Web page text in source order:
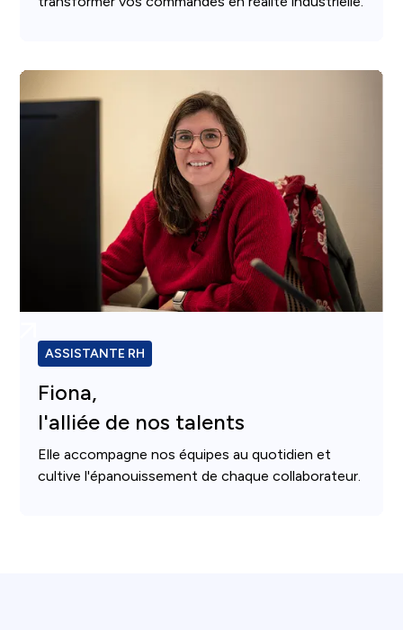
ASSISTANTE RH
Fiona,
l'alliée de nos talents
Elle accompagne nos équipes au quotidien et
cultive l'épanouissement de chaque collaborateur.